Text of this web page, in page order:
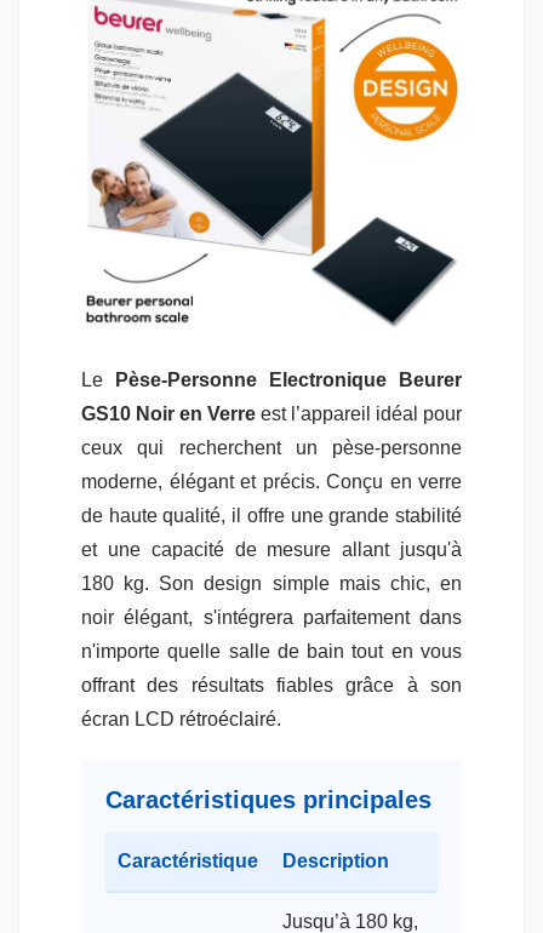
Le
Pèse-Personne Electronique Beurer
GS10 Noir en Verre est l’appareil idéal pour
ceux qui recherchent un pèse-personne
moderne, élégant et précis. Conçu en verre
de haute qualité, il offre une grande stabilité
et une capacité de mesure allant jusqu'à
180 kg. Son design simple mais chic, en
noir élégant, s'intégrera parfaitement dans
n'importe quelle salle de bain tout en vous
offrant des résultats fiables grâce à son
écran LCD rétroéclairé.
Caractéristiques principales
Caractéristique Description
Jusqu’à 180 kg,